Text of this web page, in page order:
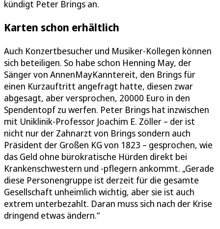
kündigt Peter Brings an.
Karten schon erhältlich
Auch Konzertbesucher und Musiker-Kollegen können
sich beteiligen. So habe schon Henning May, der
Sänger von AnnenMayKanntereit, den Brings für
einen Kurzauftritt angefragt hatte, diesen zwar
abgesagt, aber versprochen, 20000 Euro in den
Spendentopf zu werfen. Peter Brings hat inzwischen
mit Uniklinik-Professor Joachim E. Zöller – der ist
nicht nur der Zahnarzt von Brings sondern auch
Präsident der Großen KG von 1823 – gesprochen, wie
das Geld ohne bürokratische Hürden direkt bei
Krankenschwestern und -pflegern ankommt. „Gerade
diese Personengruppe ist derzeit für die gesamte
Gesellschaft unheimlich wichtig, aber sie ist auch
extrem unterbezahlt. Daran muss sich nach der Krise
dringend etwas ändern.“